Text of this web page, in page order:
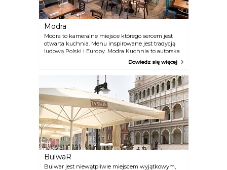
Modra
Modra to kameralne miejsce którego sercem jest
otwarta kuchnia. Menu inspirowane jest tradycją
ludową Polski i Europy. Modra Kuchnia to autorska
kuchnia regionalna, która zdobywa uznanie
smakoszy autentycznością, prostotą, smakiem i
niewygórowanymi cenami.
Dowiedz się więcej
BulwaR
Bulwar jest niewątpliwie miejscem wyjątkowym,